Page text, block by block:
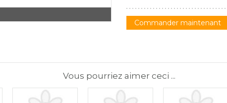
Commander maintenant
Vous pourriez aimer ceci ...